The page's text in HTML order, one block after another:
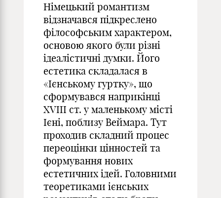
Німецький романтизм
відзначався підкреслено
філософським характером,
основою якого були різні
ідеалістичні думки. Його
естетика складалася в
«Ієнському гуртку», що
сформувався наприкінці
XVIII ст. у маленькому місті
Ієні, поблизу Веймара. Тут
проходив складний процес
переоцінки цінностей та
формування нових
естетичних ідей. Головними
теоретиками ієнських